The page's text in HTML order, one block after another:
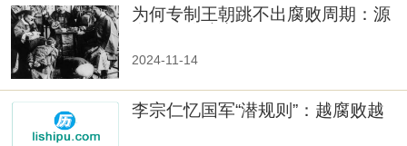
为何专制王朝跳不出腐败周期：源
2024-11-14
李宗仁忆国军“潜规则”：越腐败越